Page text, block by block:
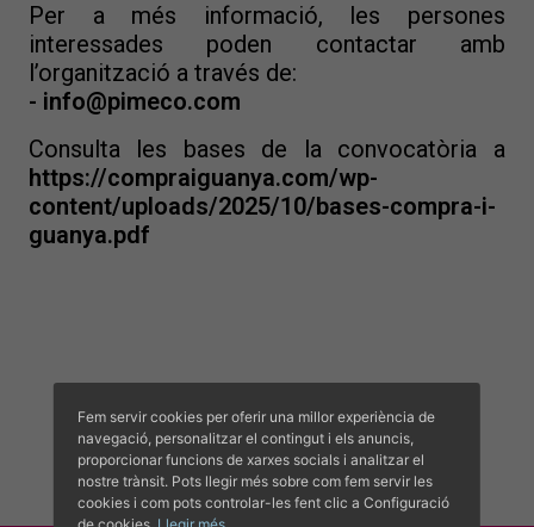
Per a més informació, les persones
interessades poden contactar amb
l’organització a través de:
- info@pimeco.com
Consulta les bases de la convocatòria a
https://compraiguanya.com/wp-
content/uploads/2025/10/bases-compra-i-
guanya.pdf
Fem servir cookies per oferir una millor experiència de
navegació, personalitzar el contingut i els anuncis,
proporcionar funcions de xarxes socials i analitzar el
nostre trànsit. Pots llegir més sobre com fem servir les
cookies i com pots controlar-les fent clic a Configuració